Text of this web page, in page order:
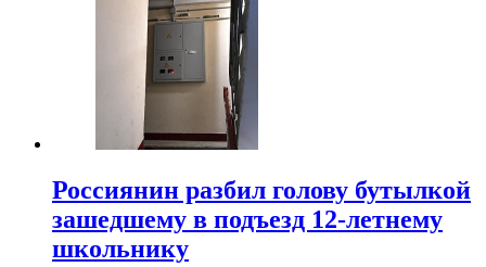
Россиянин разбил голову бутылкой
зашедшему в подъезд 12-летнему
школьнику